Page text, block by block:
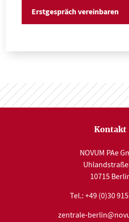
Kontakt
NOVUM PAe
10715
Tel.: +49 (0)30
zentrale-